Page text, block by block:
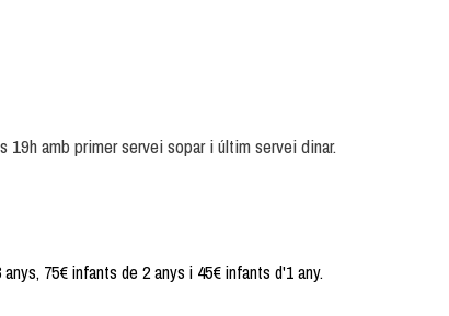
amb primer servei sopar i últim servei dinar.
75€ infants de 2 anys i 45€ infants d'1 any.